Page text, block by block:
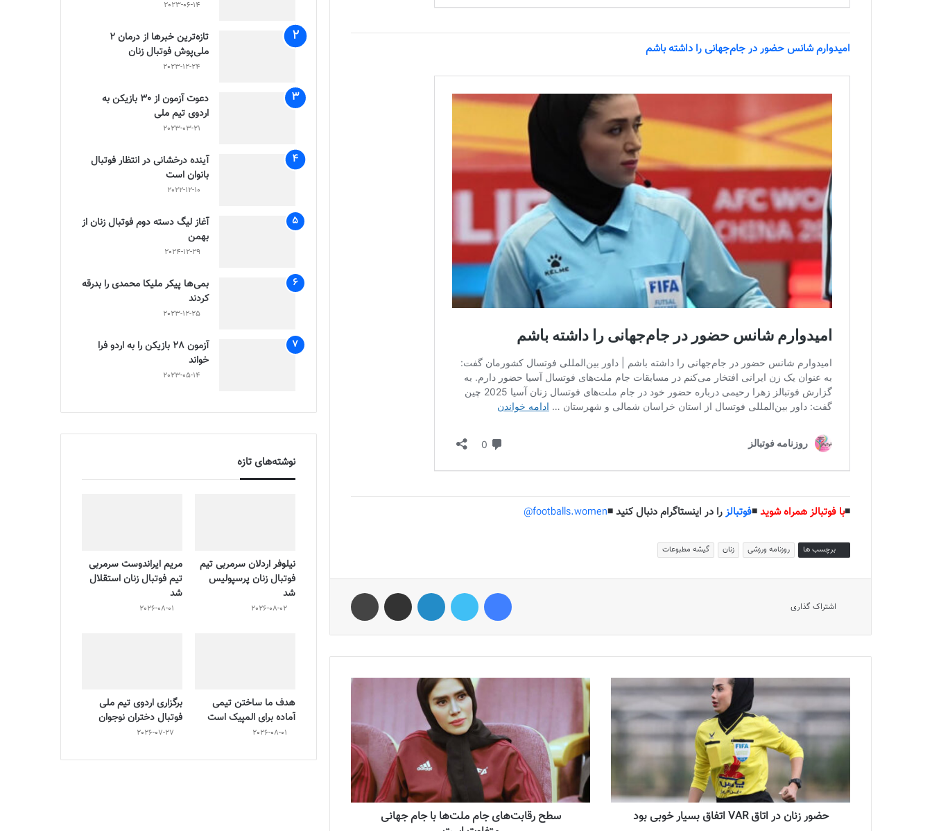
امیدوارم شانس حضور در جام‌جهانی را داشته باشم
◾️با فوتبالز همراه شوید◾️فوتبالزرا در اینستاگرام دنبال کنید ◾️footballs.women@
برچسب ها روزنامه ورزشی زنان گیشه مطبوعات
اشتراک گذاری
حضور زنان در اتاق VAR اتفاق بسیار خوبی بود
سطح رقابت‌های جام ملت‌ها با جام جهانی
2023-06-14
تازه‌ترین خبرها از درمان ۲
ملی‌پوش فوتبال زنان
2023-12-24
دعوت آزمون از 30 بازیکن به
اردوی تیم ملی
2023-03-21
آینده درخشانی در انتظار فوتبال
بانوان است
2022-12-10
آغاز لیگ دسته دوم فوتبال زنان از
بهمن
2024-12-29
بمی‌ها پیکر ملیکا محمدی را بدرقه
کردند
2023-12-25
آزمون 28 بازیکن را به اردو فرا
خواند
2023-05-14
نوشته‌های تازه
نیلوفر اردلان سرمربی تیم
فوتبال زنان پرسپولیس
شد
2026-08-02
مریم ایراندوست سرمربی
تیم فوتبال زنان استقلال
شد
2026-08-01
هدف ما ساختن تیمی
آماده برای المپیک است
2026-08-01
برگزاری اردوی تیم ملی
فوتبال دختران نوجوان
2026-07-27